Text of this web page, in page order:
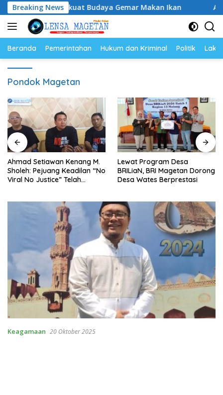
Langsung
ke
konten
Breaking News
Ikan, Perkuat Budaya Gemar Makan Ikan Ahmad
Beranda Pemerintahan Hukum dan Kriminal Politik
Pondok Magetan
Ahmad Setiawan Kenang M.
Sholeh: Pejuang Keadilan “No
Viral No Justice” Telah
Lewat Program Desa
BRILiaN, BRI Magetan Dorong
Desa Wates Berprestasi
Keagamaan 20 Oktober 2025